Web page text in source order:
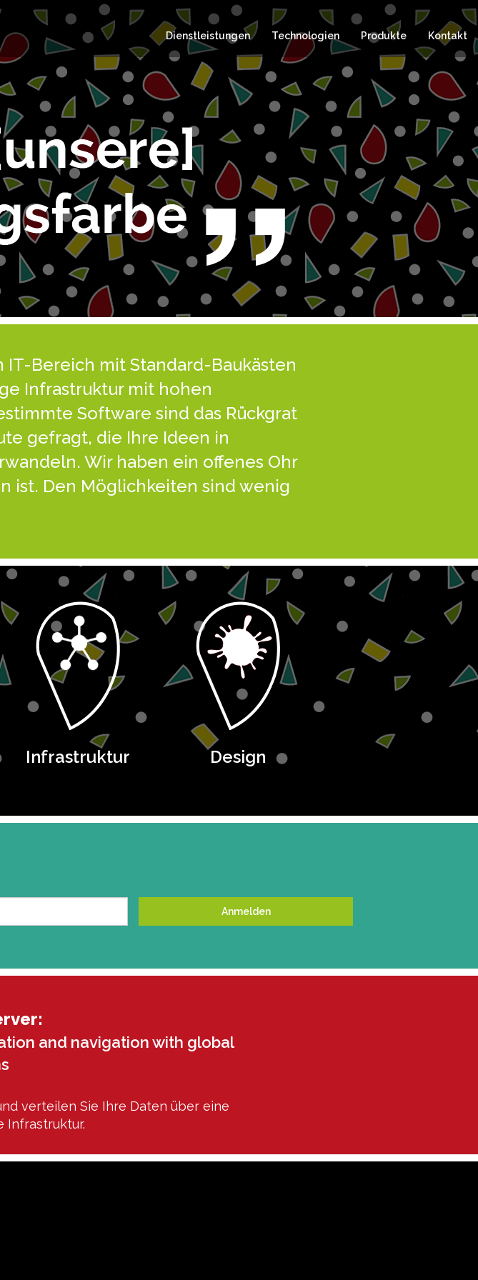
Dienstleistungen Technologien Produkte Kontakt
Bereich mit Standard-Baukästen
Infrastruktur mit hohen
Software sind das Rückgrat
gefragt, die Ihre Ideen in
Wir haben ein offenes Ohr
ist. Den Möglichkeiten sind wenig
Infrastruktur Design
and navigation with global
verteilen Sie Ihre Daten über eine
Infrastruktur.